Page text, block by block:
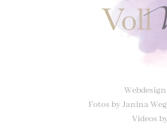
Fotos by Janina
Videos by